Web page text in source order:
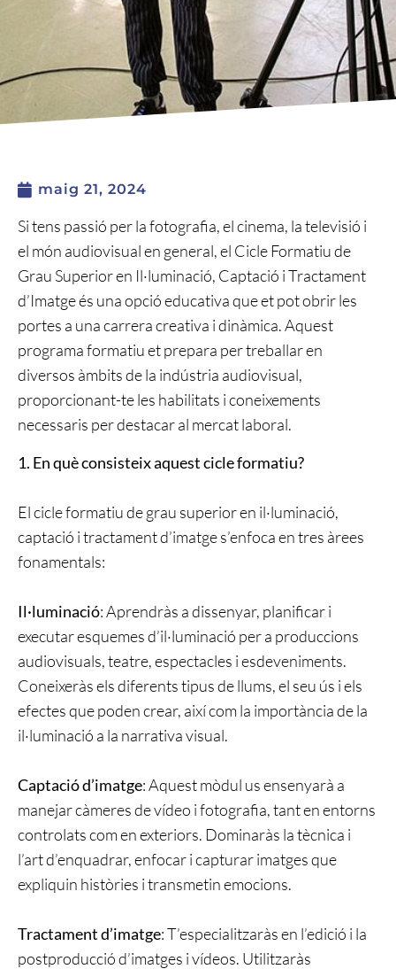
maig 21, 2024
Si tens passió per la fotografia, el cinema, la televisió i
el món audiovisual en general, el Cicle Formatiu de
Grau Superior en Il·luminació, Captació i Tractament
d’Imatge és una opció educativa que et pot obrir les
portes a una carrera creativa i dinàmica. Aquest
programa formatiu et prepara per treballar en
diversos àmbits de la indústria audiovisual,
proporcionant-te les habilitats i coneixements
necessaris per destacar al mercat laboral.
1. En què consisteix aquest cicle formatiu?
El cicle formatiu de grau superior en il·luminació,
captació i tractament d’imatge s’enfoca en tres àrees
fonamentals:
Il·luminació: Aprendràs a dissenyar, planificar i
executar esquemes d’il·luminació per a produccions
audiovisuals, teatre, espectacles i esdeveniments.
Coneixeràs els diferents tipus de llums, el seu ús i els
efectes que poden crear, així com la importància de la
il·luminació a la narrativa visual.
Captació d’imatge: Aquest mòdul us ensenyarà a
manejar càmeres de vídeo i fotografia, tant en entorns
controlats com en exteriors. Dominaràs la tècnica i
l’art d’enquadrar, enfocar i capturar imatges que
expliquin històries i transmetin emocions.
Tractament d’imatge: T’especialitzaràs en l’edició i la
postproducció d’imatges i vídeos. Utilitzaràs